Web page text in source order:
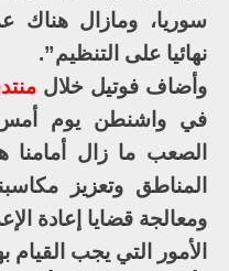
سوريا، ومازال هناك
نهائيا على التنظيم”.
وأضاف فوتيل خلال
في واشنطن يوم أمس
الصعب ما زال أمامنا
المناطق وتعزيز
ومعالجة قضايا إعادة
الأمور التي يجب القيام